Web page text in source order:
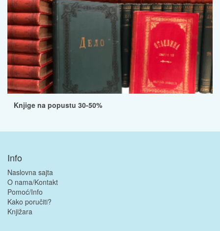
Knjige na popustu 30-50%
Info
Naslovna sajta
O nama/Kontakt
Pomoć/Info
Kako poručiti?
Knjižara